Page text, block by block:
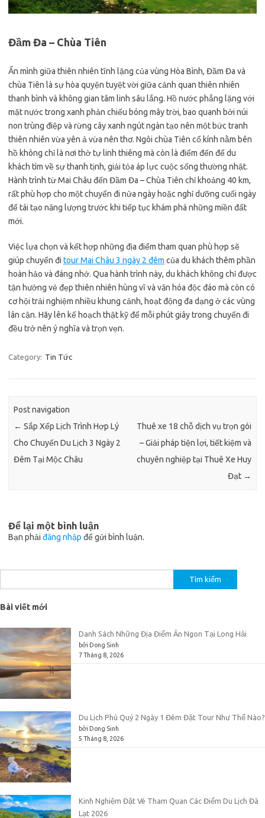
Đầm Đa – Chùa Tiên
Ẩn mình giữa thiên nhiên tĩnh lặng của vùng Hòa Bình, Đầm Đa và
chùa Tiên là sự hòa quyện tuyệt vời giữa cảnh quan thiên nhiên
thanh bình và không gian tâm linh sâu lắng. Hồ nước phẳng lặng với
mặt nước trong xanh phản chiếu bóng mây trời, bao quanh bởi núi
non trùng điệp và rừng cây xanh ngút ngàn tạo nên một bức tranh
thiên nhiên vừa yên ả vừa nên thơ. Ngôi chùa Tiên cổ kính nằm bên
hồ không chỉ là nơi thờ tự linh thiêng mà còn là điểm đến để du
khách tìm về sự thanh tịnh, giải tỏa áp lực cuộc sống thường nhật.
Hành trình từ Mai Châu đến Đầm Đa – Chùa Tiên chỉ khoảng 40 km,
rất phù hợp cho một chuyến đi nửa ngày hoặc nghỉ dưỡng cuối ngày
để tái tạo năng lượng trước khi tiếp tục khám phá những miền đất
mới.
Việc lựa chọn và kết hợp những địa điểm tham quan phù hợp sẽ
giúp chuyến đi tour Mai Châu 3 ngày 2 đêm của du khách thêm phần
hoàn hảo và đáng nhớ. Qua hành trình này, du khách không chỉ được
tận hưởng vẻ đẹp thiên nhiên hùng vĩ và văn hóa độc đáo mà còn có
cơ hội trải nghiệm nhiều khung cảnh, hoạt động đa dạng ở các vùng
lân cận. Hãy lên kế hoạch thật kỹ để mỗi phút giây trong chuyến đi
đều trở nên ý nghĩa và trọn vẹn.
Category: Tin Tức
Post navigation
← Sắp Xếp Lịch Trình Hợp Lý
Cho Chuyến Du Lịch 3 Ngày 2
Đêm Tại Mộc Châu
Thuê xe 18 chỗ dịch vụ trọn gói
– Giải pháp tiện lợi, tiết kiệm và
chuyên nghiệp tại Thuê Xe Huy
Đạt →
Để lại một bình luận
Bạn phải đăng nhập để gửi bình luận.
kiếm
cho:
Bài viết mới
Danh Sách Những Địa Điểm Ăn Ngon Tại Long Hải
bởi Dong Sinh
7 Tháng 8, 2026
Du Lịch Phú Quý 2 Ngày 1 Đêm Đặt Tour Như Thế Nào?
bởi Dong Sinh
5 Tháng 8, 2026
Kinh Nghiệm Đặt Vé Tham Quan Các Điểm Du Lịch Đà
Lạt 2026